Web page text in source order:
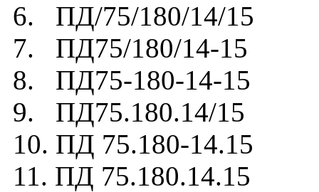
6. ПД/75/180/14/15
7. ПД75/180/14-15
8. ПД75-180-14-15
9. ПД75.180.14/15
10. ПД 75.180-14.15
11. ПД 75.180.14.15